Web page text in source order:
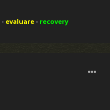
- evaluare- recovery